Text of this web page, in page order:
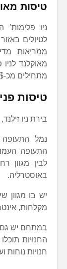
טיסות
ניו
לטיולים
ממריאות
מאוקלנד
מתחילים מכ-32$ לכיוון.
טיסות
בירת ניו
התעופה
לבין מגוון
באוסטרליה.
יש בו מגוון
מקלחות,
במתחם יש גם
החנויות
חנויות נוחות